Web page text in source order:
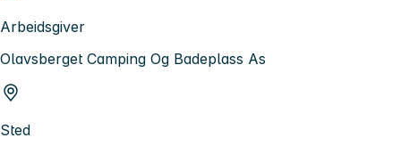
Arbeidsgiver
Olavsberget Camping Og Badeplass As
Sted